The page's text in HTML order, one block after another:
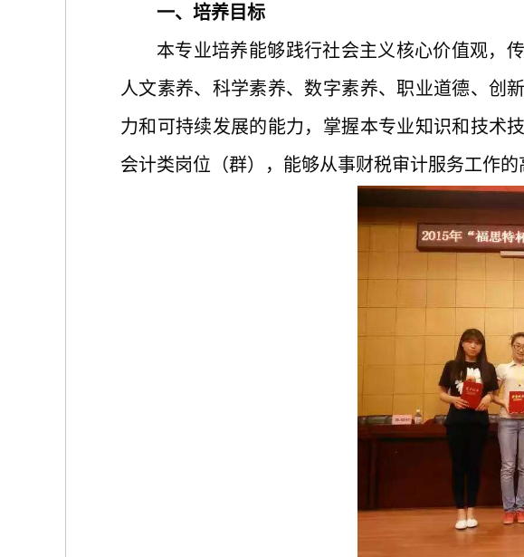
一、培养目标
本专业培养能够践行社会主义核心价值观，
人文素养、科学素养、数字素养、职业道德、创
力和可持续发展的能力，掌握本专业知识和技术
会计类岗位（群），能够从事财税审计服务工作的